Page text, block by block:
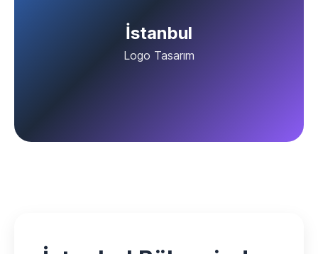
İstanbul
Logo Tasarım